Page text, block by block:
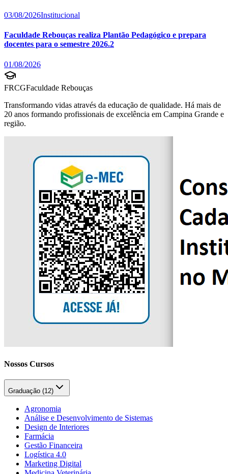
03/08/2026Institucional
Faculdade Rebouças realiza Plantão Pedagógico e prepara
docentes para o semestre 2026.2
01/08/2026
FRCGFaculdade Rebouças
Transformando vidas através da educação de qualidade. Há mais de
20 anos formando profissionais de excelência em Campina Grande e
região.
Nossos Cursos
Graduação (12)
Agronomia
Análise e Desenvolvimento de Sistemas
Design de Interiores
Farmácia
Gestão Financeira
Logística 4.0
Marketing Digital